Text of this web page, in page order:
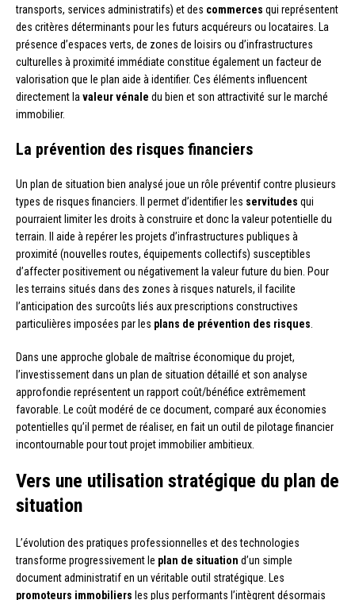
transports, services administratifs) et des commerces qui représentent
des critères déterminants pour les futurs acquéreurs ou locataires. La
présence d’espaces verts, de zones de loisirs ou d’infrastructures
culturelles à proximité immédiate constitue également un facteur de
valorisation que le plan aide à identifier. Ces éléments influencent
directement lavaleur vénale du bien et son attractivité sur le marché
immobilier.
La prévention des risques financiers
Un plan de situation bien analysé joue un rôle préventif contre plusieurs
types de risques financiers. Il permet d’identifier les servitudes qui
pourraient limiter les droits à construire et donc la valeur potentielle du
terrain. Il aide à repérer les projets d’infrastructures publiques à
proximité (nouvelles routes, équipements collectifs) susceptibles
d’affecter positivement ou négativement la valeur future du bien. Pour
les terrains situés dans des zones à risques naturels, il facilite
l’anticipation des surcoûts liés aux prescriptions constructives
particulières imposées par les plans de prévention des risques.
Dans une approche globale de maîtrise économique du projet,
l’investissement dans un plan de situation détaillé et son analyse
approfondie représentent un rapport coût/bénéfice extrêmement
favorable. Le coût modéré de ce document, comparé aux économies
potentielles qu’il permet de réaliser, en fait un outil de pilotage financier
incontournable pour tout projet immobilier ambitieux.
Vers une utilisation stratégique du plan de
situation
L’évolution des pratiques professionnelles et des technologies
transforme progressivement le plan de situation d’un simple
document administratif en un véritable outil stratégique. Les
promoteurs immobiliers les plus performants l’intègrent désormais